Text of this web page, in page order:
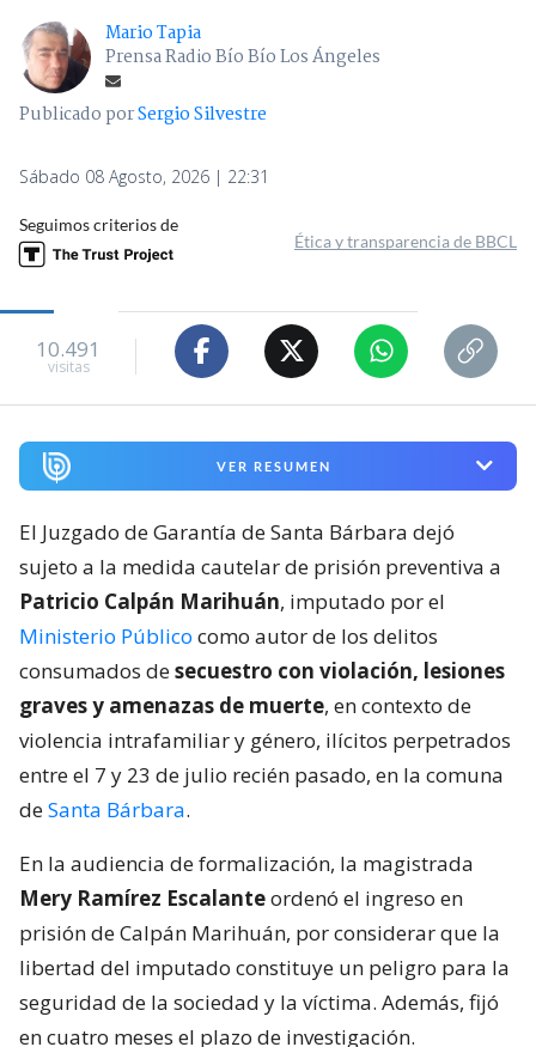
Mario Tapia
Prensa Radio Bío Bío Los Ángeles
Publicado porSergio Silvestre
Sábado 08 Agosto, 2026 | 22:31
Seguimos criterios de
Ética y transparencia de BBCL
10.491
visitas
VER RESUMEN
El Juzgado de Garantía de Santa Bárbara dejó
sujeto a la medida cautelar de prisión preventiva a
Patricio Calpán Marihuán, imputado por el
Ministerio Público como autor de los delitos
consumados desecuestro con violación, lesiones
graves y amenazas de muerte, en contexto de
violencia intrafamiliar y género, ilícitos perpetrados
entre el 7 y 23 de julio recién pasado, en la comuna
deSanta Bárbara.
En la audiencia de formalización, la magistrada
Mery Ramírez Escalanteordenó el ingreso en
prisión de Calpán Marihuán, por considerar que la
libertad del imputado constituye un peligro para la
seguridad de la sociedad y la víctima. Además, fijó
en cuatro meses el plazo de investigación.